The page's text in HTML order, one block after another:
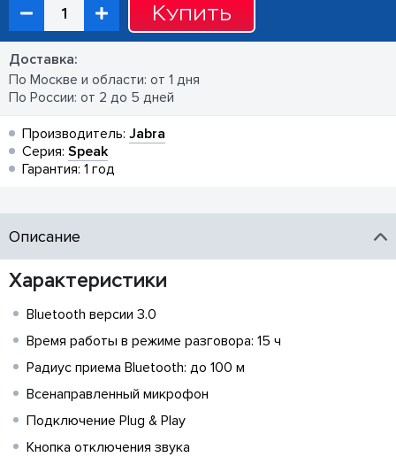
Купить
Доставка:
По Москве и области: от 1 дня
По России: от 2 до 5 дней
Производитель: Jabra
Серия: Speak
Гарантия: 1 год
Описание
Характеристики
Bluetooth версии 3.0
Время работы в режиме разговора: 15 ч
Радиус приема Bluetooth: до 100 м
Всенаправленный микрофон
Подключение Plug & Play
Кнопка отключения звука